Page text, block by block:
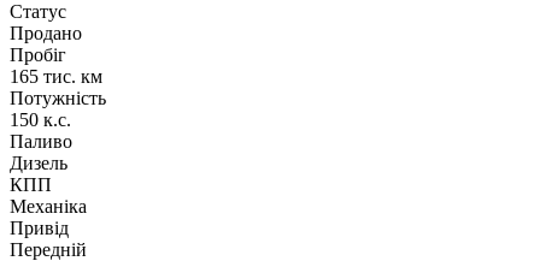
Статус
Продано
Пробіг
165 тис. км
Потужність
150 к.с.
Паливо
Дизель
КПП
Механіка
Привід
Передній